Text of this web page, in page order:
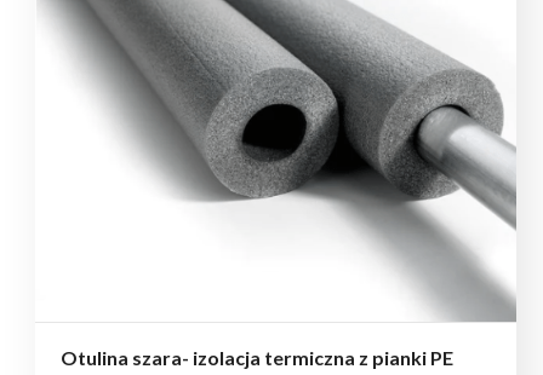
Otulina szara- izolacja termiczna z pianki PE